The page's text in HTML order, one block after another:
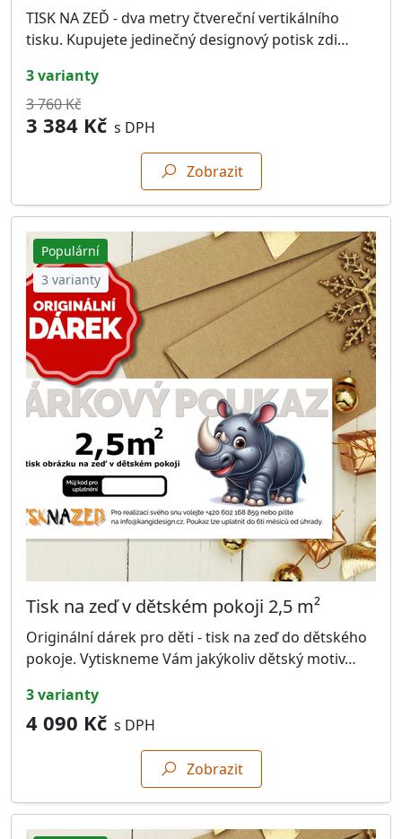
TISK NA ZEĎ - dva metry čtvereční vertikálního
tisku. Kupujete jedinečný designový potisk zdi…
3 varianty
3 760 Kč
3 384 Kč s DPH
Zobrazit
Populární
3 varianty
Tisk na zeď v dětském pokoji 2,5 m²
Originální dárek pro děti - tisk na zeď do dětského
pokoje. Vytiskneme Vám jakýkoliv dětský motiv…
3 varianty
4 090 Kč s DPH
Zobrazit